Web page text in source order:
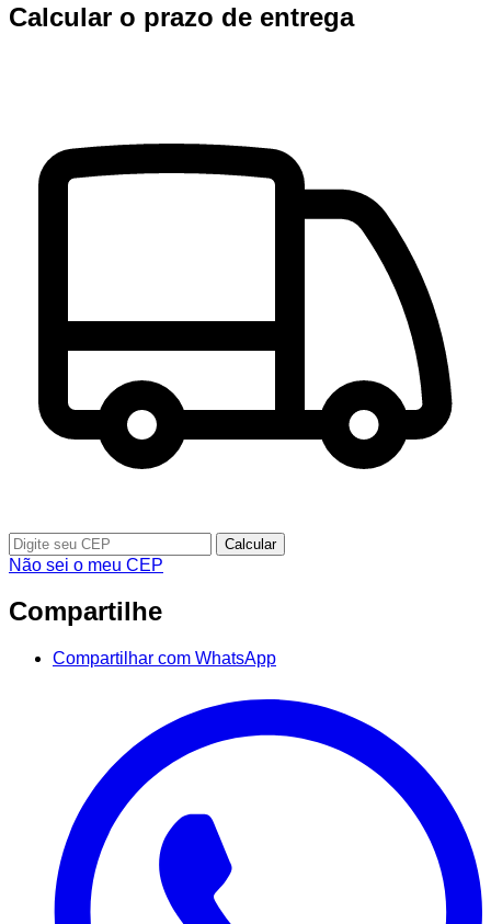
Calcular o prazo de entrega
Calcular
Não sei o meu CEP
Compartilhe
Compartilhar com WhatsApp